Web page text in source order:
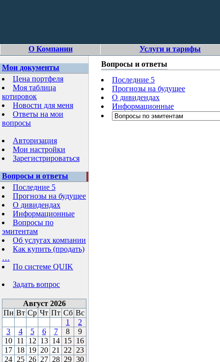
О Компании Услуги и тарифы
Мои документы
Цена портфеля
Моя таблица
котировок
Новости для меня
Ответы на мои
вопросы
Авторизация
Мои настройки
Зарегистрироваться
Вопросы и ответы
Последние 5
Прогнозы на будущее
О дивидендах
Информационные
Вопросы по
эмитентам
Об услугах компании
Как купить (продать)
…
По системе QUIK
Задать вопрос
Август 2026
Пн Вт Ср Чт Пт Сб Вс
1
2
3
4 5 6 7 8
9
10 11 12 13 14 15 16
17 18 19 20 21 22
23
24 25 26 27 28 29 30
Вопросы и ответы
Последние 5
Прогнозы на будущее
О дивидендах
Информационные